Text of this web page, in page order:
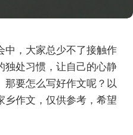
中，大家总少不了接触作
独处习惯，让自己的心静
那要怎么写好作文呢？以
乡作文，仅供参考，希望